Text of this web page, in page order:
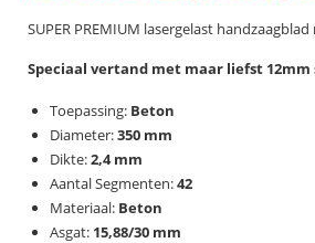
SUPER PREMIUM lasergelast
Speciaal vertand met maar liefst
Toepassing: Beton
Diameter:350 mm
Dikte:2,4 mm
Aantal Segmenten:42
Materiaal: Beton
Asgat: 15,88/30 mm